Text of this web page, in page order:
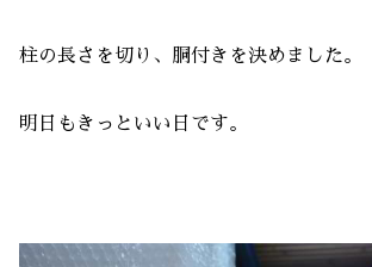
柱の長さを切り、胴付きを決めました。
明日もきっといい日です。